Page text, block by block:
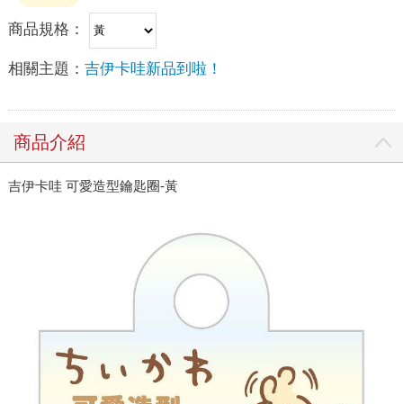
商品規格：
相關主題： 吉伊卡哇新品到啦！
商品介紹
吉伊卡哇 可愛造型鑰匙圈-黃